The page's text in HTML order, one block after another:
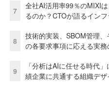
7
全社AI活用率99％のMIXI
るのか？CTOが語るイン
8
技術的実装、SBOM管理
の各要求事項に応える実務
9
「分析はAIに任せる時代
績企業に共通する組織デザ